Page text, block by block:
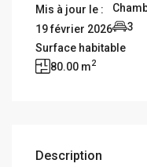
Mis à jour le :
19 février 2026
3
Surface habitable
80.00 m2
Description